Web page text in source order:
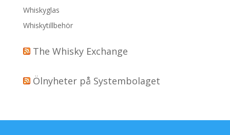
Whiskyglas
Whiskytillbehör
The Whisky Exchange
Ölnyheter på Systembolaget